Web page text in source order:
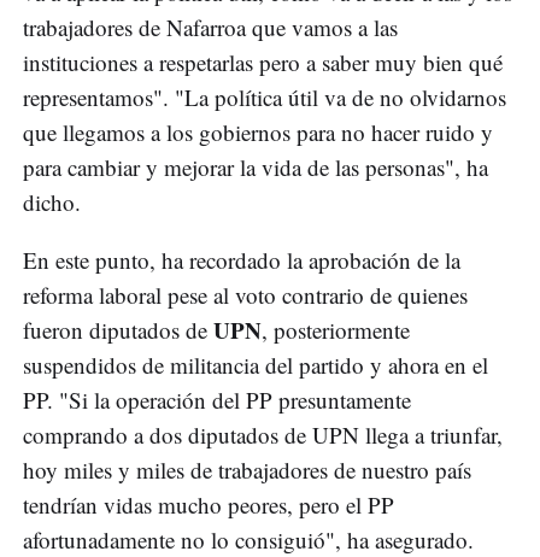
trabajadores de Nafarroa que vamos a las
instituciones a respetarlas pero a saber muy bien qué
representamos". "La política útil va de no olvidarnos
que llegamos a los gobiernos para no hacer ruido y
para cambiar y mejorar la vida de las personas", ha
dicho.
En este punto, ha recordado la aprobación de la
reforma laboral pese al voto contrario de quienes
fueron diputados de UPN, posteriormente
suspendidos de militancia del partido y ahora en el
PP. "Si la operación del PP presuntamente
comprando a dos diputados de UPN llega a triunfar,
hoy miles y miles de trabajadores de nuestro país
tendrían vidas mucho peores, pero el PP
afortunadamente no lo consiguió", ha asegurado.